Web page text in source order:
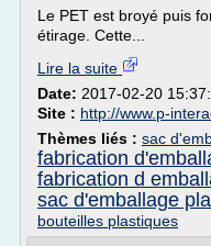
Le PET est broyé puis
étirage. Cette...
Lire la suite
Date: 2017-02-20
Site : http://www.p-
Thèmes liés : sac
fabrication
fabrication d
sac d'emballage
bouteilles plastiques